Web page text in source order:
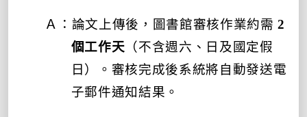
Ａ：論文上傳後，圖書館審核作業約需2
個工作天 （不含週六、日及國定假
日）。審核完成後系統將自動發送電
子郵件通知結果。